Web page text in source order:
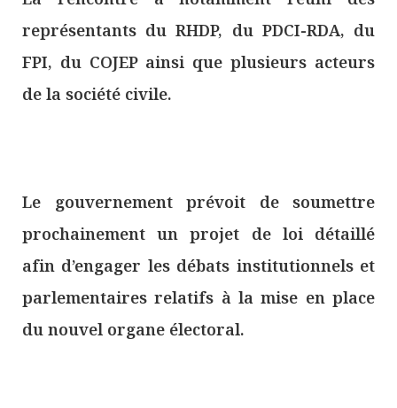
représentants du RHDP, du PDCI-RDA, du
FPI, du COJEP ainsi que plusieurs acteurs
de la société civile.
Le gouvernement prévoit de soumettre
prochainement un projet de loi détaillé
afin d’engager les débats institutionnels et
parlementaires relatifs à la mise en place
du nouvel organe électoral.